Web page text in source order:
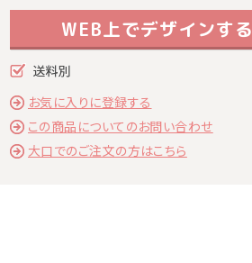
WEB上でデザインする
お気に入りに登録する
この商品についてのお問い合わせ
大口でのご注文の方はこちら